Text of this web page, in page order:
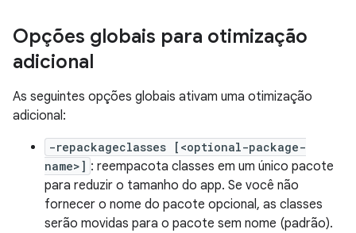
Opções globais para otimização
adicional
As seguintes opções globais ativam uma otimização
adicional:
-repackageclasses [<optional-package-
name>] : reempacota classes em um único pacote
para reduzir o tamanho do app. Se você não
fornecer o nome do pacote opcional, as classes
serão movidas para o pacote sem nome (padrão).